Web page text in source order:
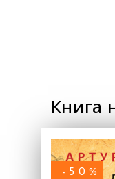
Книга
-50%